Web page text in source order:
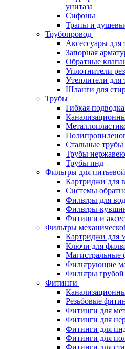
унитаза
Сифоны
Трапы и
Трубопровод
Аксессуары для
Запорная
Обратные
Уплотнители
Утеплители для
Шланги для
Трубы
Гибкая
Стальные трубы
Трубы
Трубы пнд
Фильтры для
Картриджи для
Системы
Фильтры для
Фильтры-
Фитинги и
Фильтры
Картриджи для
Ключи для
Магистральные
Фильтрующие
Фильтры
Фитинги
Резьбовые
Фитинги для
Фитинги для
Фитинги для
Фитинги для
Фитинги для